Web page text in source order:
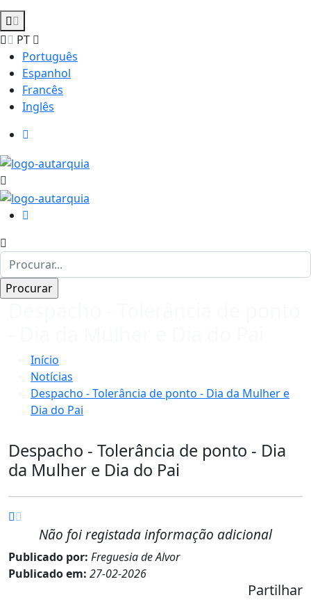
PT
Português
Espanhol
Francês
Inglês
Início
Notícias
Despacho - Tolerância de ponto - Dia da Mulher e
Dia do Pai
Despacho - Tolerância de ponto - Dia
da Mulher e Dia do Pai
Não foi registada informação adicional
Publicado por: Freguesia de Alvor
Publicado em: 27-02-2026
Partilhar